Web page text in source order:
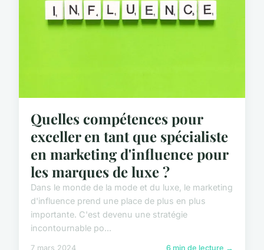
Quelles compétences pour
exceller en tant que spécialiste
en marketing d'influence pour
les marques de luxe ?
Dans le monde de la mode et du luxe, le marketing
d'influence prend une place de plus en plus
importante. C'est devenu une stratégie
incontournable po...
7 mars 2024 6 min de lecture →